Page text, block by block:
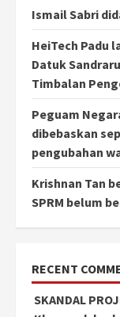
Ismail Sabri
HeiTech Padu
Datuk
Timbalan
Peguam
dibebaskan
pengubahan
Krishnan Tan
SPRM belum
RECENT
SKANDAL